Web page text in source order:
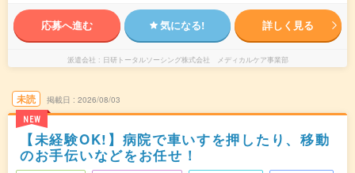
応募へ進む 気になる! 詳しく見る
派遣会社 日研トータルソーシング株式会社 メディカルケア事業部
未読
NEW
掲載日 2026/08/03
【未経験OK!】病院で車いすを押したり、移動
のお手伝いなどをお任せ！